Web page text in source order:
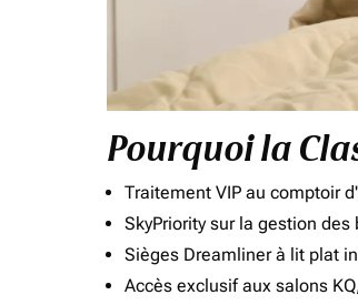
Pourquoi la
Traitement VIP au comptoir
SkyPriority sur la gestion
Sièges Dreamliner à lit plat
Accès exclusif aux salons